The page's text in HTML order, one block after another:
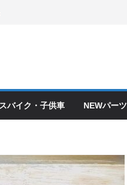
バイク・子供車 NEWパーツ